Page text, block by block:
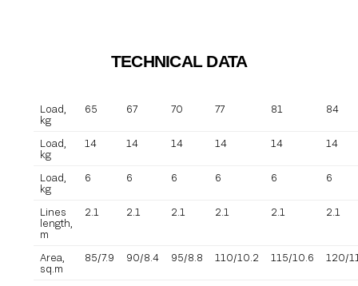
TECHNICAL DATA
Load,
kg
65 67 70 77 81 84
Load,
kg
14 14 14 14 14 14
Load,
kg
6 6 6 6 6 6
Lines
length,
m
2.1 2.1 2.1 2.1 2.1 2.1
Area,
sq.m
85/7.9 90/8.4 95/8.8 110/10.2 115/10.6 120/